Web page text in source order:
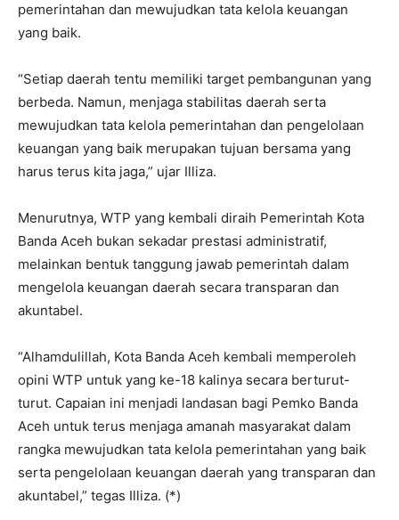
pemerintahan dan mewujudkan tata kelola keuangan
yang baik.
“Setiap daerah tentu memiliki target pembangunan yang
berbeda. Namun, menjaga stabilitas daerah serta
mewujudkan tata kelola pemerintahan dan pengelolaan
keuangan yang baik merupakan tujuan bersama yang
harus terus kita jaga,” ujar Illiza.
Menurutnya, WTP yang kembali diraih Pemerintah Kota
Banda Aceh bukan sekadar prestasi administratif,
melainkan bentuk tanggung jawab pemerintah dalam
mengelola keuangan daerah secara transparan dan
akuntabel.
“Alhamdulillah, Kota Banda Aceh kembali memperoleh
opini WTP untuk yang ke-18 kalinya secara berturut-
turut. Capaian ini menjadi landasan bagi Pemko Banda
Aceh untuk terus menjaga amanah masyarakat dalam
rangka mewujudkan tata kelola pemerintahan yang baik
serta pengelolaan keuangan daerah yang transparan dan
akuntabel,” tegas Illiza. (*)